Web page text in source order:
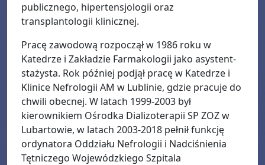
publicznego, hipertensjologii oraz
transplantologii klinicznej.
Pracę zawodową rozpoczął w 1986 roku w
Katedrze i Zakładzie Farmakologii jako asystent-
stażysta. Rok później podjął pracę w Katedrze i
Klinice Nefrologii AM w Lublinie, gdzie pracuje do
chwili obecnej. W latach 1999-2003 był
kierownikiem Ośrodka Dializoterapii SP ZOZ w
Lubartowie, w latach 2003-2018 pełnił funkcję
ordynatora Oddziału Nefrologii i Nadciśnienia
Tętniczego Wojewódzkiego Szpitala